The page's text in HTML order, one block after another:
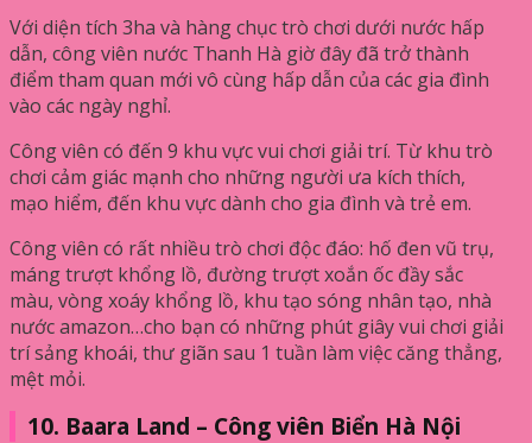
Với diện tích 3ha và hàng chục trò chơi dưới nước hấp
dẫn, công viên nước Thanh Hà giờ đây đã trở thành
điểm tham quan mới vô cùng hấp dẫn của các gia đình
vào các ngày nghỉ.
Công viên có đến 9 khu vực vui chơi giải trí. Từ khu trò
chơi cảm giác mạnh cho những người ưa kích thích,
mạo hiểm, đến khu vực dành cho gia đình và trẻ em.
Công viên có rất nhiều trò chơi độc đáo: hố đen vũ trụ,
máng trượt khổng lồ, đường trượt xoắn ốc đầy sắc
màu, vòng xoáy khổng lồ, khu tạo sóng nhân tạo, nhà
nước amazon…cho bạn có những phút giây vui chơi giải
trí sảng khoái, thư giãn sau 1 tuần làm việc căng thẳng,
mệt mỏi.
10. Baara Land – Công viên Biển Hà Nội